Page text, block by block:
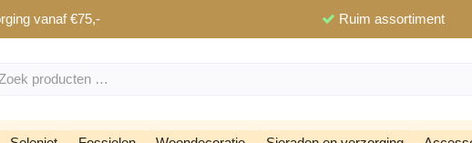
vanaf €75,- Ruim assortiment